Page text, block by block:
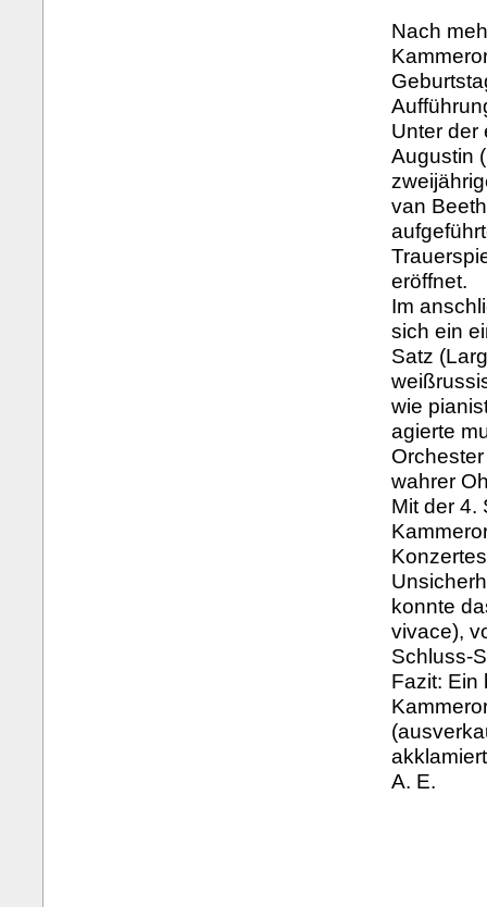
Nach
Unter der
Augustin
van
eröffnet.
Im
sich ein
Satz
wie
agierte
wahrer
Mit der 4.
konnte
vivace),
Schluss-
Fazit: Ein
A. E.